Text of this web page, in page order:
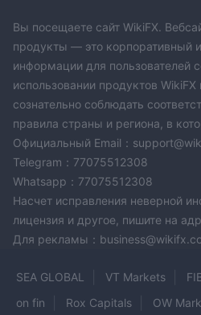
Вы посещаете сайт WikiFX.
продукты — это корпоративный
информации для пользователей
использовании продуктов
сознательно соблюдать
правила страны и региона, в
Официальный Email：
Telegram：77075512308
Whatsapp：77075512308
Насчет исправления неверной
лицензия и другое, пишите на
Для рекламы：
SEA GLOBAL VT Markets
on fin
Rox Capitals OW